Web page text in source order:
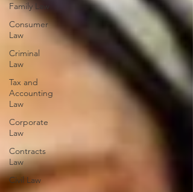
Family Law
Consumer
Law
Criminal
Law
Tax and
Accounting
Law
Corporate
Law
Contracts
Law
Civil Law